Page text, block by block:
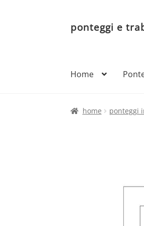
Vai
Vai
ponteggi e
Home
home ponteggi